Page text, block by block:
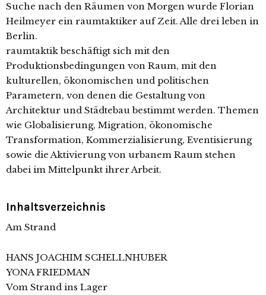
Suche nach den Räumen von Morgen wurde Florian
Heilmeyer ein raumtaktiker auf Zeit. Alle drei leben in
Berlin.
raumtaktik beschäftigt sich mit den
Produktionsbedingungen von Raum, mit den
kulturellen, ökonomischen und politischen
Parametern, von denen die Gestaltung von
Architektur und Städtebau bestimmt werden. Themen
wie Globalisierung, Migration, ökonomische
Transformation, Kommerzialisierung, Eventisierung
sowie die Aktivierung von urbanem Raum stehen
dabei im Mittelpunkt ihrer Arbeit.
Inhaltsverzeichnis
Am Strand
HANS JOACHIM SCHELLNHUBER
YONA FRIEDMAN
Vom Strand ins Lager